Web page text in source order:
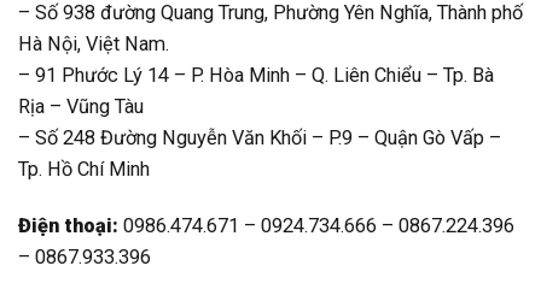
– Số 938 đường Quang Trung, Phường Yên Nghĩa, Thành phố
Hà Nội, Việt Nam.
– 91 Phước Lý 14 – P. Hòa Minh – Q. Liên Chiểu – Tp. Bà
Rịa – Vũng Tàu
– Số 248 Đường Nguyễn Văn Khối – P.9 – Quận Gò Vấp –
Tp. Hồ Chí Minh
Điện thoại: 0986.474.671 – 0924.734.666 – 0867.224.396
– 0867.933.396